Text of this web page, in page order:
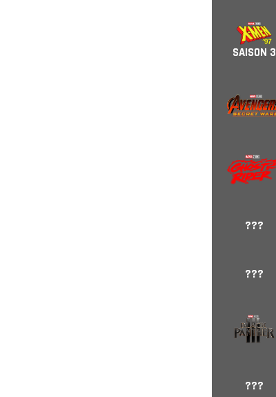
SAISON 3
???
???
???